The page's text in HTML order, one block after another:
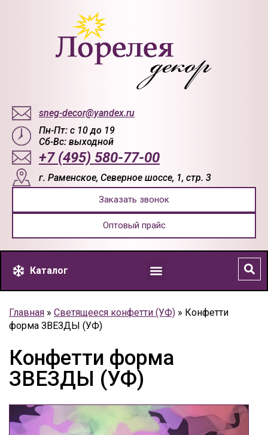
sneg-decor@yandex.ru
Пн-Пт: с 10 до 19
Сб-Вс: выходной
+7 (495) 580-77-00
г. Раменское, Северное шоссе, 1, стр. 3
Заказать звонок
Оптовый прайс
Каталог
Главная » Светящееся конфетти (УФ) » Конфетти
форма ЗВЕЗДЫ (УФ)
Конфетти форма
ЗВЕЗДЫ (УФ)